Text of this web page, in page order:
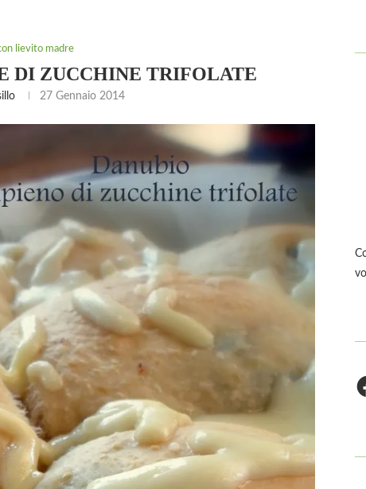
lievito madre
DI ZUCCHINE TRIFOLATE
27 Gennaio 2014